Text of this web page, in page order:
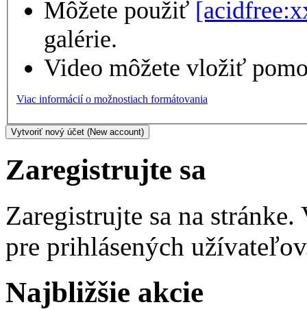
Môžete použiť
galérie.
Video môžete vložiť
Viac informácií o možnostiach formátovania
Zaregistrujte sa
Zaregistrujte sa na
pre prihlásených
Najbližšie akcie